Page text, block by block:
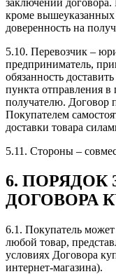
кроме вышеуказанных
доверенность на
5.10. Перевозчик –
предприниматель,
обязанность
пункта отправления в
получателю. Договор
Покупателем
доставки товара
5.11. Стороны –
6.
ДОГОВОРА
6.1. Покупатель может
любой товар,
условиях Договора
интернет-магазина).